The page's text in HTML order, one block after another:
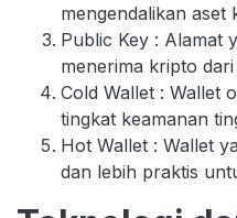
mengendalikan aset
Public Key : Alamat
menerima kripto
Cold Wallet : Wallet
tingkat keamanan
Hot Wallet : Wallet
dan lebih praktis